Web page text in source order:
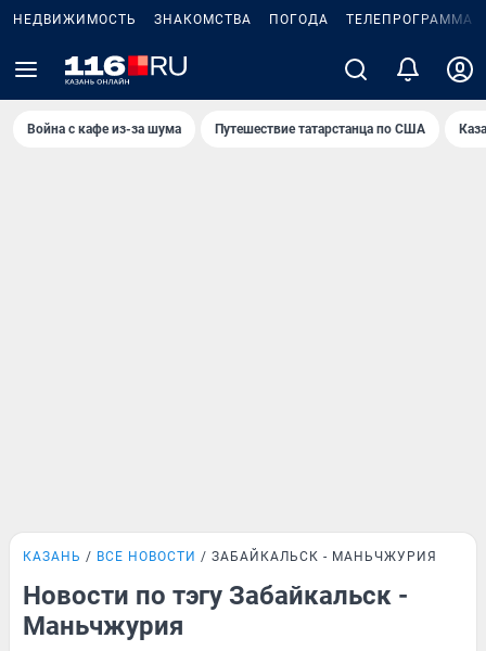
НЕДВИЖИМОСТЬ ЗНАКОМСТВА ПОГОДА ТЕЛЕПРОГРАММА
Война с кафе из-за шума Путешествие татарстанца по США
КАЗАНЬ ВСЕ НОВОСТИ ЗАБАЙКАЛЬСК - МАНЬЧЖУРИЯ
Новости по тэгу Забайкальск -
Маньчжурия